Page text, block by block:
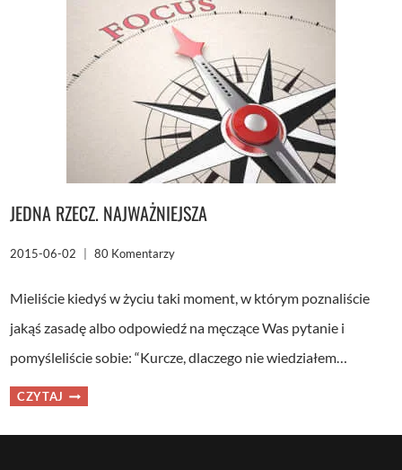
SENSOWNIE.
JEDNA RZECZ. NAJWAŻNIEJSZA
2015-06-02 80 Komentarzy
Mieliście kiedyś w życiu taki moment, w którym poznaliście
jakąś zasadę albo odpowiedź na męczące Was pytanie i
pomyśleliście sobie: “Kurcze, dlaczego nie wiedziałem…
CZYTAJ JEDNA
RZECZ.